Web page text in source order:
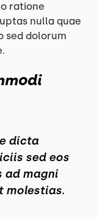
ratione
nulla quae
sed dolorum
dicta
sed eos
ad magni
molestias.